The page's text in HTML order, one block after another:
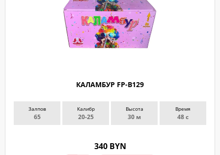
КАЛАМБУР FP-B129
Залпов
65
Калибр
20-25
Высота
30 м
Время
48 с
340 BYN